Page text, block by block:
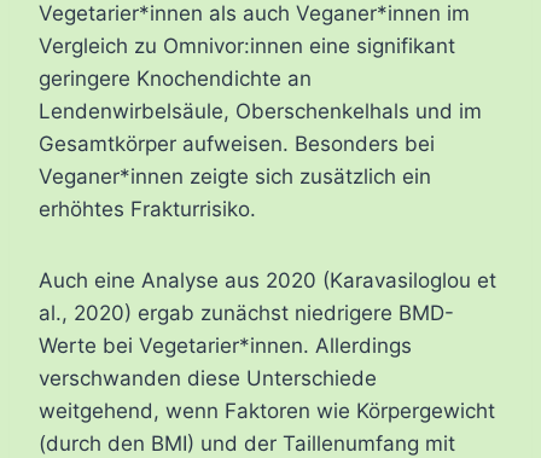
Vegetarier*innen als auch Veganer*innen im
Vergleich zu Omnivor:innen eine signifikant
geringere Knochendichte an
Lendenwirbelsäule, Oberschenkelhals und im
Gesamtkörper aufweisen. Besonders bei
Veganer*innen zeigte sich zusätzlich ein
erhöhtes Frakturrisiko.
Auch eine Analyse aus 2020 (Karavasiloglou et
al., 2020) ergab zunächst niedrigere BMD-
Werte bei Vegetarier*innen. Allerdings
verschwanden diese Unterschiede
weitgehend, wenn Faktoren wie Körpergewicht
(durch den BMI) und der Taillenumfang mit